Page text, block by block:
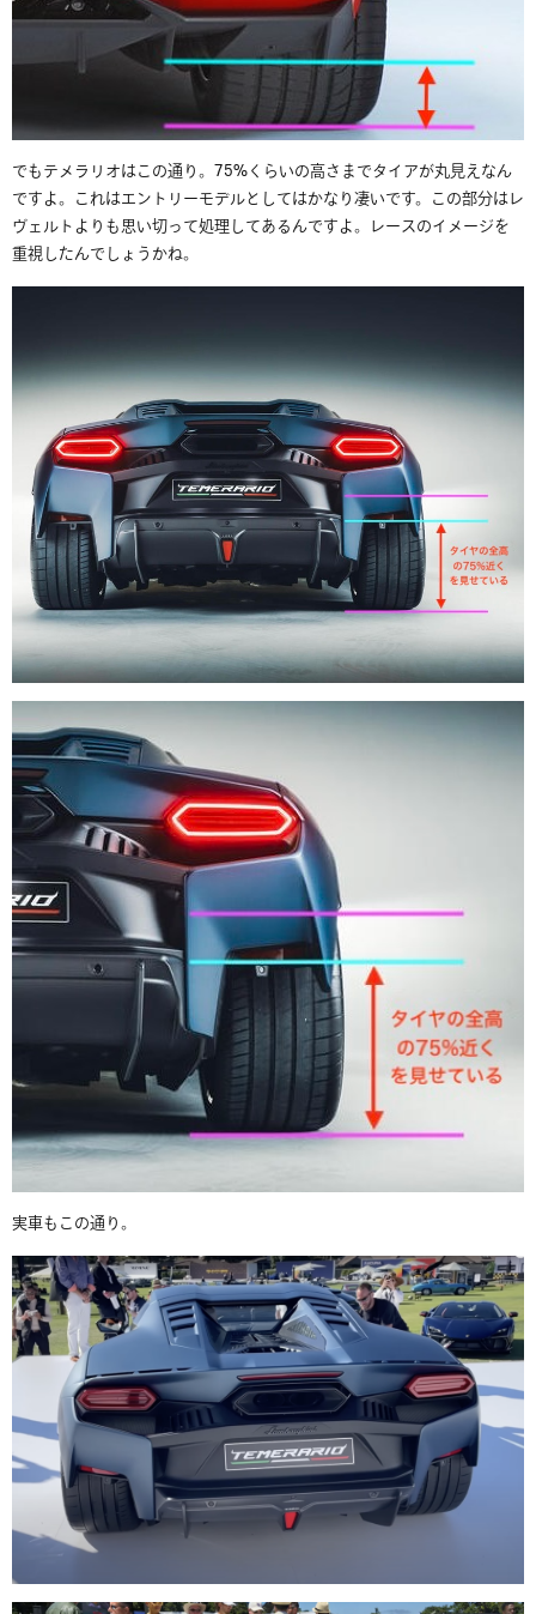
でもテメラリオはこの通り。75%くらいの高さまでタイアが丸見えなん
ですよ。これはエントリーモデルとしてはかなり凄いです。この部分はレ
ヴェルトよりも思い切って処理してあるんですよ。レースのイメージを
重視したんでしょうかね。
実車もこの通り。